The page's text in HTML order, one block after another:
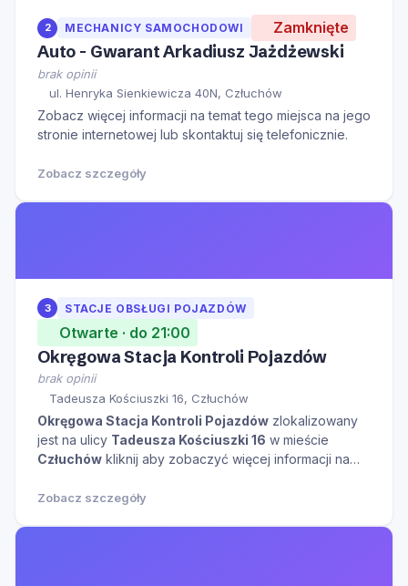
2 MECHANICY SAMOCHODOWI Zamknięte
Auto - Gwarant Arkadiusz Jażdżewski
brak opinii
ul. Henryka Sienkiewicza 40N, Człuchów
Zobacz więcej informacji na temat tego miejsca na jego
stronie internetowej lub skontaktuj się telefonicznie.
Zobacz szczegóły
3 STACJE OBSŁUGI POJAZDÓW
Otwarte · do 21:00
Okręgowa Stacja Kontroli Pojazdów
brak opinii
Tadeusza Kościuszki 16, Człuchów
Okręgowa Stacja Kontroli Pojazdów zlokalizowany
jest na ulicy Tadeusza Kościuszki 16 w mieście
Człuchów kliknij aby zobaczyć więcej informacji na
Zobacz szczegóły